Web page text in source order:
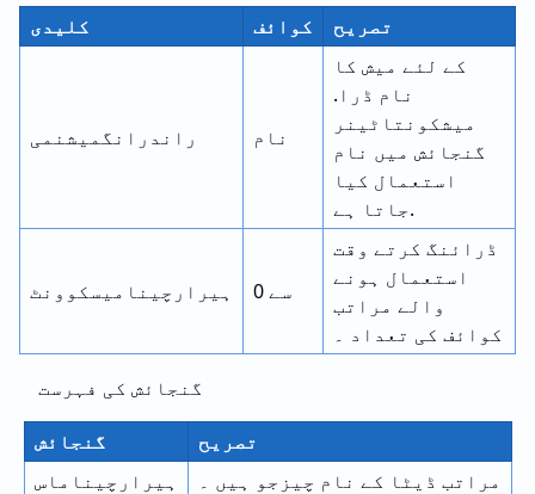
کلیدی کوائف تصریح
راندرانگمیشنمی نام
کے لئے میش کا
نام ڈرا.
میشکونتاٹینر
گنجائش میں نام
استعمال کیا
جاتا ہے.
ہیرارچینامیسکوونٹ 0 سے
ڈرائنگ کرتے وقت
استعمال ہونے
والے مراتب
کوائف کی تعداد ۔
گنجائش کی فہرست
گنجائش
تصریح
ہیرارچیناماس
مراتب ڈیٹا کے نام چیزجو ہیں ۔